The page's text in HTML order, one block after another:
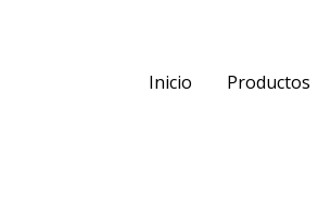
Inicio Productos